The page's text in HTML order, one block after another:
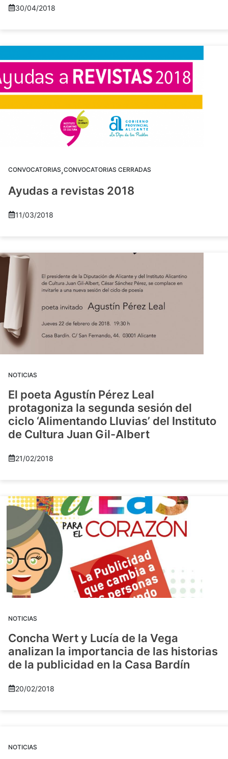
30/04/2018
CONVOCATORIAS,CONVOCATORIAS CERRADAS
Ayudas a revistas 2018
11/03/2018
NOTICIAS
El poeta Agustín Pérez Leal
protagoniza la segunda sesión del
ciclo ‘Alimentando Lluvias’ del Instituto
de Cultura Juan Gil-Albert
21/02/2018
NOTICIAS
Concha Wert y Lucía de la Vega
analizan la importancia de las historias
de la publicidad en la Casa Bardín
20/02/2018
NOTICIAS